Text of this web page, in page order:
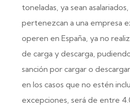
toneladas, ya sean
pertenezcan a una empresa
operen en España, ya no
de carga y descarga,
sanción por cargar o
en los casos que no estén
excepciones, será de entre